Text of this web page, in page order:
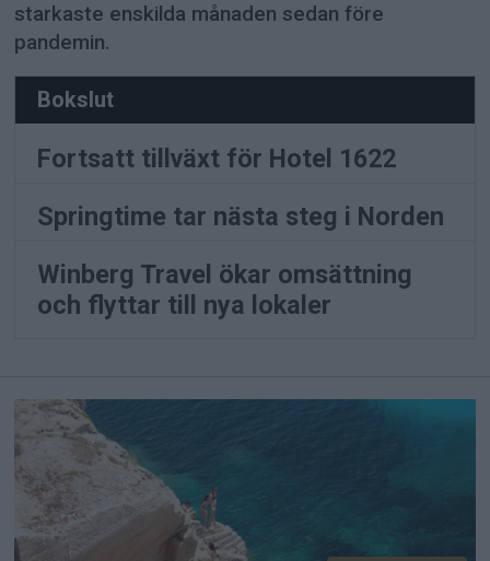
starkaste enskilda månaden sedan före
pandemin.
Bokslut
Fortsatt tillväxt för Hotel 1622
Springtime tar nästa steg i Norden
Winberg Travel ökar omsättning
och flyttar till nya lokaler